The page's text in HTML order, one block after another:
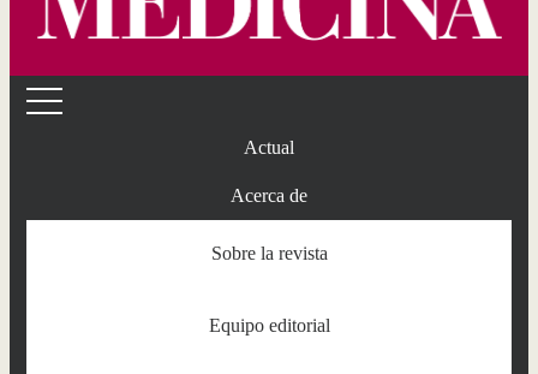
Actual
Acerca de
Sobre la revista
Equipo editorial